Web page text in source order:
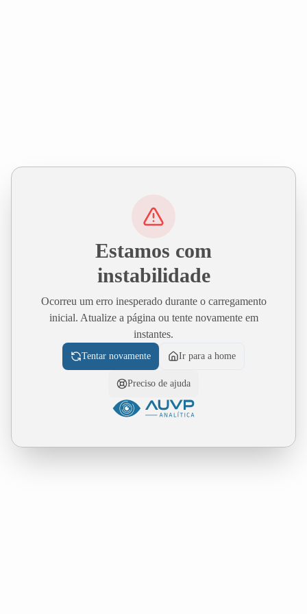
Estamos com
instabilidade
Ocorreu um erro inesperado durante o carregamento
inicial. Atualize a página ou tente novamente em
instantes.
Tentar novamente Ir para a home
Preciso de ajuda